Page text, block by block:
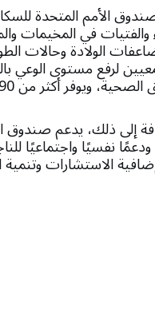
الأمم المتحدة
والفتيات في المخيمات
الولادة وحالات
لرفع مستوى الوعي
أكثر من 90% من مستلزمات الصحة الإنجابية في جميع مناحي الاستجابة.
نفسيًا واجتماعيًا
الاستشارات